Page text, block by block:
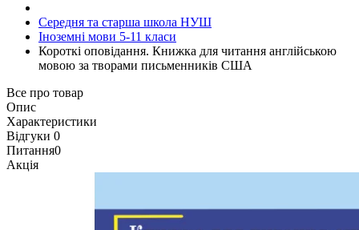
Середня та старша школа НУШ
Іноземні мови 5-11 класи
Короткі оповідання. Книжка для читання англійською
мовою за творами письменників CША
Все про товар
Опис
Характеристики
Відгуки 0
Питання0
Акція